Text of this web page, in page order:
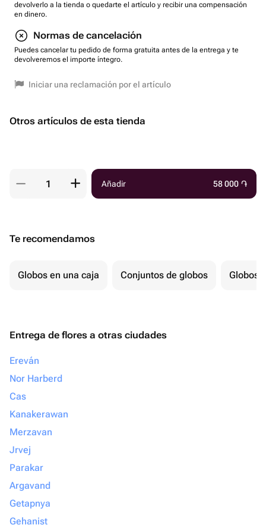
devolverlo a la tienda o quedarte el artículo y recibir una compensación
en dinero.
Normas de cancelación
Puedes cancelar tu pedido de forma gratuita antes de la entrega y te
devolveremos el importe íntegro.
Iniciar una reclamación por el artículo
Otros artículos de esta tienda
Añadir 58 000 ֏
Te recomendamos
Globos en una caja Conjuntos de globos Globos
Entrega de flores a otras ciudades
Ereván
Nor Harberd
Cas
Kanakerawan
Merzavan
Jrvej
Parakar
Argavand
Getapnya
Gehanist